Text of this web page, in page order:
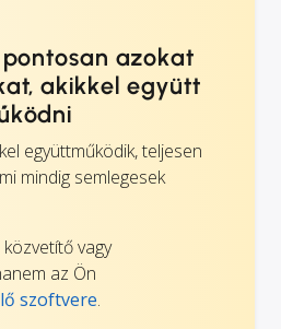
azokat
akikkel együtt
együttműködik, teljesen
mindig semlegesek
vagy
az Ön
szoftvere.